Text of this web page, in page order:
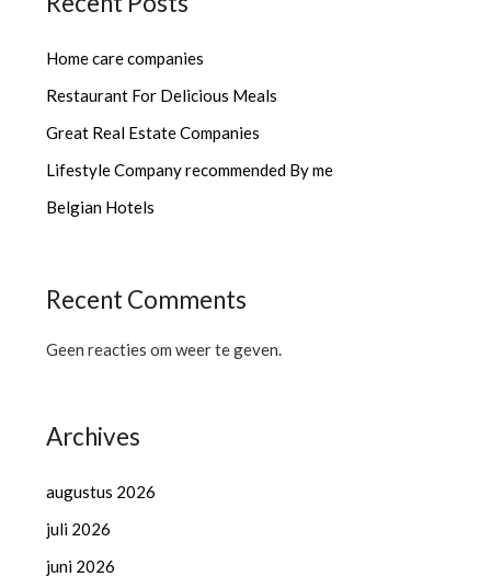
Home care companies
Restaurant For Delicious Meals
Great Real Estate Companies
Lifestyle Company recommended By me
Belgian Hotels
Recent Comments
Geen reacties om weer te geven.
Archives
augustus 2026
juli 2026
juni 2026